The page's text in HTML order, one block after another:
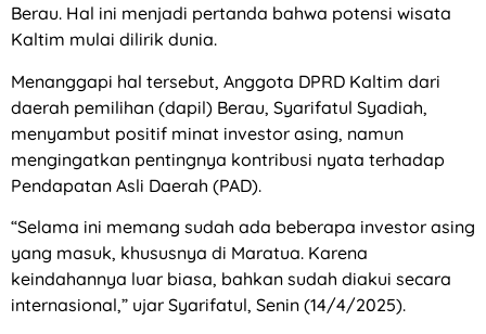
Berau. Hal ini menjadi pertanda bahwa potensi wisata
Kaltim mulai dilirik dunia.
Menanggapi hal tersebut, Anggota DPRD Kaltim dari
daerah pemilihan (dapil) Berau, Syarifatul Syadiah,
menyambut positif minat investor asing, namun
mengingatkan pentingnya kontribusi nyata terhadap
Pendapatan Asli Daerah (PAD).
“Selama ini memang sudah ada beberapa investor asing
yang masuk, khususnya di Maratua. Karena
keindahannya luar biasa, bahkan sudah diakui secara
internasional,” ujar Syarifatul, Senin (14/4/2025).